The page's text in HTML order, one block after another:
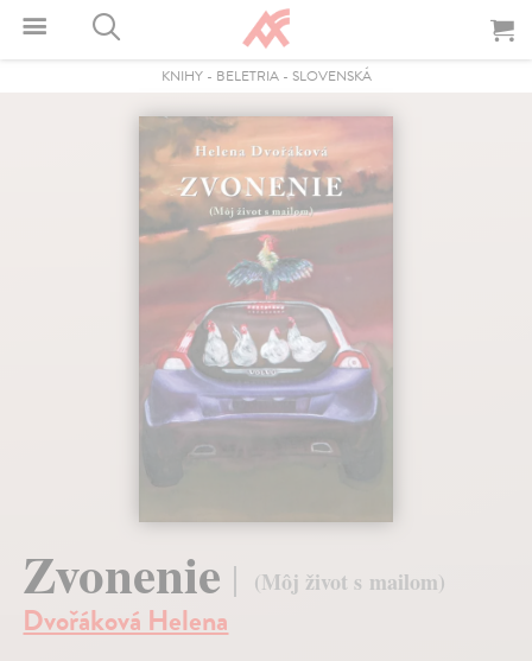
KNIHY- BELETRIA- SLOVENSKÁ
Zvonenie (Môj život s mailom)
Dvořáková Helena